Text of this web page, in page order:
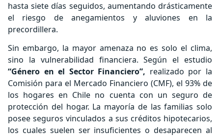
hasta siete días seguidos, aumentando drásticamente
el riesgo de anegamientos y aluviones en la
precordillera.
Sin embargo, la mayor amenaza no es solo el clima,
sino la vulnerabilidad financiera. Según el estudio
“Género en el Sector Financiero”, realizado por la
Comisión para el Mercado Financiero (CMF), el 93% de
los hogares en Chile no cuenta con un seguro de
protección del hogar. La mayoría de las familias solo
posee seguros vinculados a sus créditos hipotecarios,
los cuales suelen ser insuficientes o desaparecen al